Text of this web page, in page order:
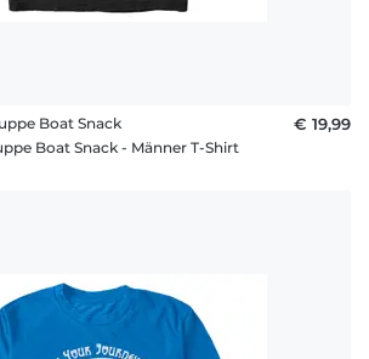
Boat Snack
Boat Snack - Männer T-Shirt
€ 19,99